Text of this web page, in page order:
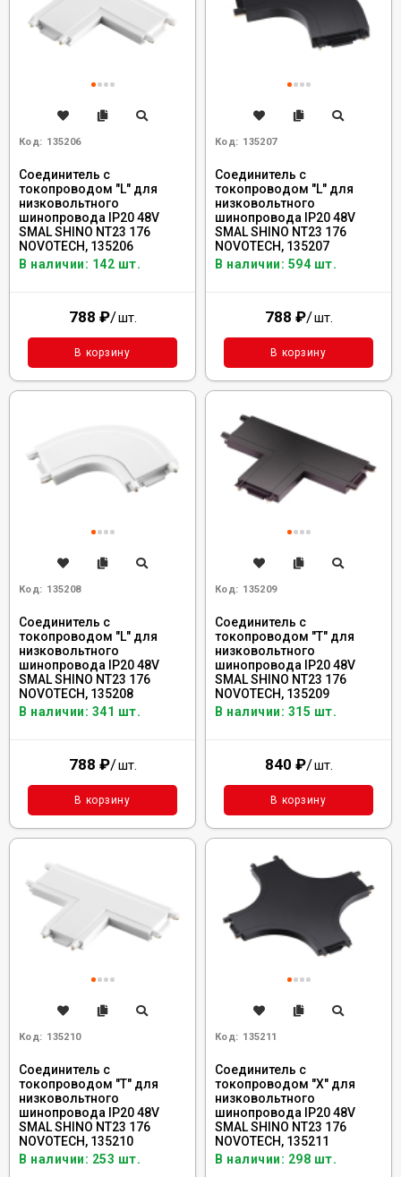
Код: 135206
Соединитель с
токопроводом "L" для
низковольтного
шинопровода IP20 48V
SMAL SHINO NT23 176
NOVOTECH, 135206
В наличии: 142 шт.
788 ₽/шт.
В корзину
Код: 135207
Соединитель с
токопроводом "L" для
низковольтного
шинопровода IP20 48V
SMAL SHINO NT23 176
NOVOTECH, 135207
В наличии: 594 шт.
788 ₽/шт.
В корзину
Код: 135208
Соединитель с
токопроводом "L" для
низковольтного
шинопровода IP20 48V
SMAL SHINO NT23 176
NOVOTECH, 135208
В наличии: 341 шт.
788 ₽/шт.
В корзину
Код: 135209
Соединитель с
токопроводом "T" для
низковольтного
шинопровода IP20 48V
SMAL SHINO NT23 176
NOVOTECH, 135209
В наличии: 315 шт.
840 ₽/шт.
В корзину
Код: 135210
Соединитель с
токопроводом "T" для
низковольтного
шинопровода IP20 48V
SMAL SHINO NT23 176
NOVOTECH, 135210
В наличии: 253 шт.
Код: 135211
Соединитель с
токопроводом "X" для
низковольтного
шинопровода IP20 48V
SMAL SHINO NT23 176
NOVOTECH, 135211
В наличии: 298 шт.